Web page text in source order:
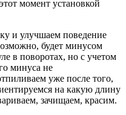
момент установкой
и улучшаем поведение
будет минусом
в поворотах, но с учетом
минуса не
уже после того,
на какую длину
зачищаем, красим.